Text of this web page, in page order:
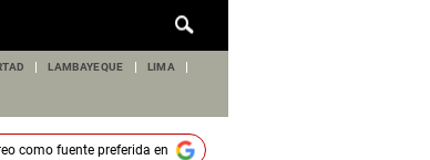
de
LAMBAYEQUE LIMA
como fuente preferida en